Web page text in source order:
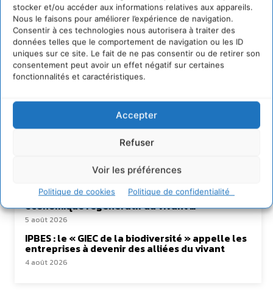
stocker et/ou accéder aux informations relatives aux appareils.
Nous le faisons pour améliorer l’expérience de navigation.
Consentir à ces technologies nous autorisera à traiter des
données telles que le comportement de navigation ou les ID
uniques sur ce site. Le fait de ne pas consentir ou de retirer son
consentement peut avoir un effet négatif sur certaines
fonctionnalités et caractéristiques.
Accepter
Refuser
Voir les préférences
Politique de cookies Politique de confidentialité
Lire aussi
Transformer les territoires par le dialogue et la
coopération avec un Commun
d’Accompagnement des Transitions
socio-écosystèmes résilients
S’inspirer de l’arbre pour un modèle
économique régénératif du vivant …
5 août 2026
IPBES : le « GIEC de la biodiversité » appelle les
entreprises à devenir des alliées du vivant
4 août 2026